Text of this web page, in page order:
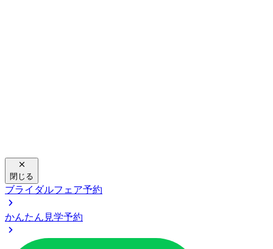
閉じる
ブライダルフェア予約
かんたん見学予約